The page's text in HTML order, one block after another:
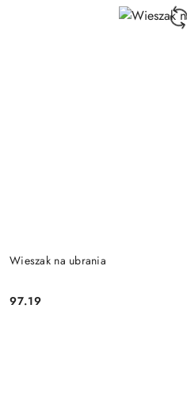
Wieszak na ubrania
Cena:
97.19